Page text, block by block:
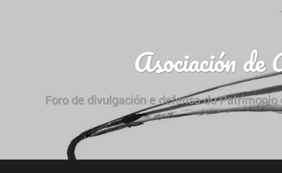
Asociación
Foro de divulgación e defensa do